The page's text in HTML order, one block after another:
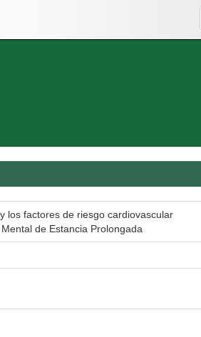
los factores de riesgo cardiovascular
de Estancia Prolongada